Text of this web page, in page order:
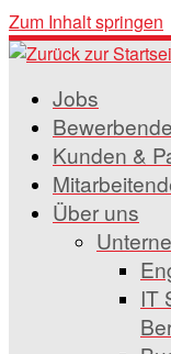
Zum Inhalt springen
Jobs
Bewerbende
Kunden &
Über uns
IT